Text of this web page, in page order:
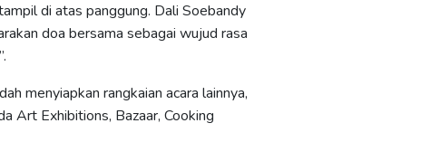
di atas panggung. Dali Soebandy
doa bersama sebagai wujud rasa
menyiapkan rangkaian acara lainnya,
Art Exhibitions, Bazaar, Cooking